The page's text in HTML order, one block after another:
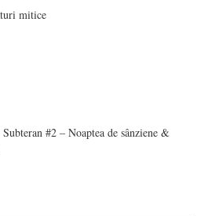
mitice
#2 – Noaptea de sânziene &